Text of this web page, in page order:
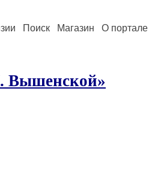
Поиск Магазин О портале
Вышенской»